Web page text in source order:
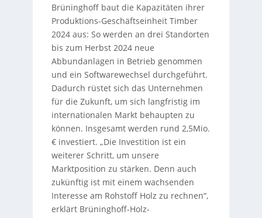
Brüninghoff baut die Kapazitäten ihrer
Produktions-Geschäftseinheit Timber
2024 aus: So werden an drei Standorten
bis zum Herbst 2024 neue
Abbundanlagen in Betrieb genommen
und ein Softwarewechsel durchgeführt.
Dadurch rüstet sich das Unternehmen
für die Zukunft, um sich langfristig im
internationalen Markt behaupten zu
können. Insgesamt werden rund 2,5Mio.
€ investiert. „Die Investition ist ein
weiterer Schritt, um unsere
Marktposition zu stärken. Denn auch
zukünftig ist mit einem wachsenden
Interesse am Rohstoff Holz zu rechnen“,
erklärt Brüninghoff-Holz-